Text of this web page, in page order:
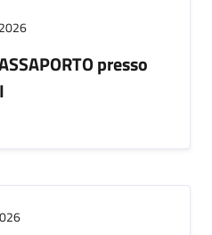
presso